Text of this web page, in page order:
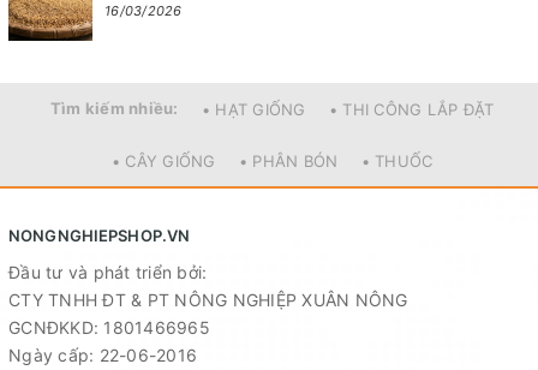
16/03/2026
Tìm kiếm nhiều: • HẠT GIỐNG • THI CÔNG LẮP ĐẶT
• CÂY GIỐNG • PHÂN BÓN • THUỐC
NONGNGHIEPSHOP.VN
Đầu tư và phát triển bởi:
CTY TNHH ĐT & PT NÔNG NGHIỆP XUÂN NÔNG
GCNĐKKD: 1801466965
Ngày cấp: 22-06-2016